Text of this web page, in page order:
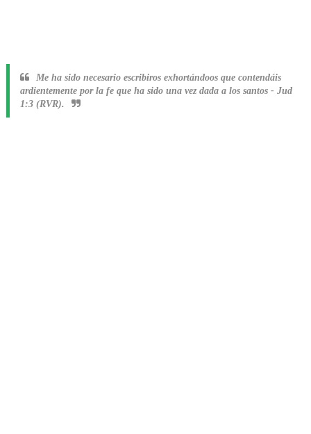
Me ha sido necesario escribiros exhortándoos que contendáis
ardientemente por la fe que ha sido una vez dada a los santos - Jud
1:3 (RVR).